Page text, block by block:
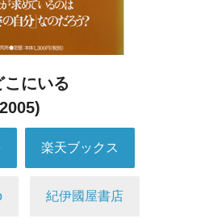
こにいる
楽天ブックス
紀伊國屋書店